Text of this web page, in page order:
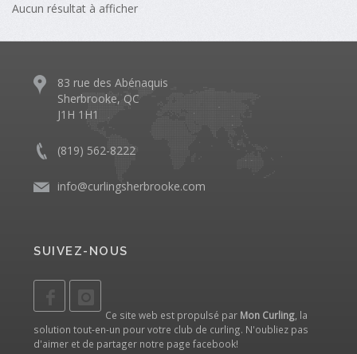
Aucun résultat à afficher
83 rue des Abénaquis
Sherbrooke, QC
J1H 1H1
(819) 562-8222
info@curlingsherbrooke.com
SUIVEZ-NOUS
Ce site web est propulsé par Mon Curling, la
solution tout-en-un pour votre club de curling. N'oubliez pas
d'aimer et de partager notre page facebook!